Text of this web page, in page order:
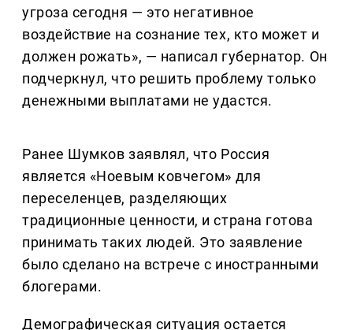
угроза сегодня — это негативное
воздействие на сознание тех, кто может и
должен рожать», — написал губернатор. Он
подчеркнул, что решить проблему только
денежными выплатами не удастся.
Ранее Шумков заявлял, что Россия
является «Ноевым ковчегом» для
переселенцев, разделяющих
традиционные ценности, и страна готова
принимать таких людей. Это заявление
было сделано на встрече с иностранными
блогерами.
Демографическая ситуация остается